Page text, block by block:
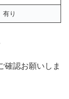
有り
確認お願いしま